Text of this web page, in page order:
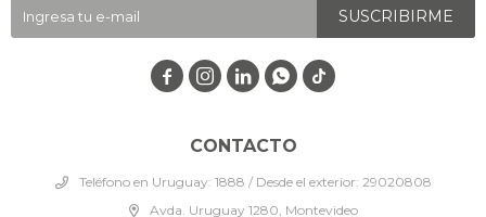
CONTACTO
Teléfono en Uruguay: 1888 / Desde el exterior: 29020808
Avda. Uruguay 1280, Montevideo
SUSCRIBIRME
   